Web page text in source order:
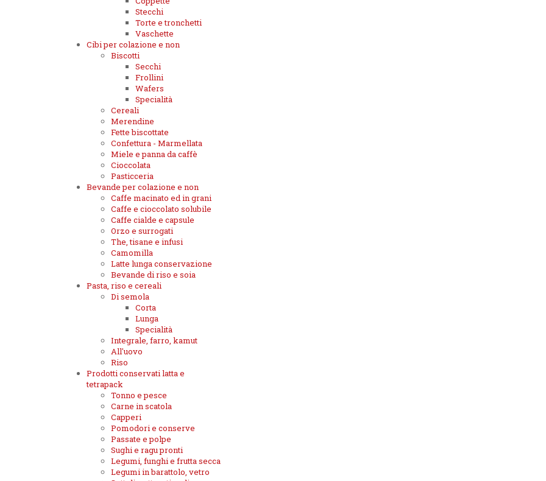
Stecchi
Torte e tronchetti
Vaschette
Cibi per colazione e non
Biscotti
Secchi
Frollini
Wafers
Specialità
Cereali
Merendine
Fette biscottate
Confettura - Marmellata
Miele e panna da caffè
Cioccolata
Pasticceria
Bevande per colazione e non
Caffe macinato ed in grani
Caffe e cioccolato solubile
Caffe cialde e capsule
Orzo e surrogati
The, tisane e infusi
Camomilla
Latte lunga conservazione
Bevande di riso e soia
Pasta, riso e cereali
Di semola
Corta
Lunga
Specialità
Integrale, farro, kamut
All'uovo
Riso
Prodotti conservati latta e
tetrapack
Tonno e pesce
Carne in scatola
Capperi
Pomodori e conserve
Passate e polpe
Sughi e ragu pronti
Legumi, funghi e frutta secca
Legumi in barattolo, vetro